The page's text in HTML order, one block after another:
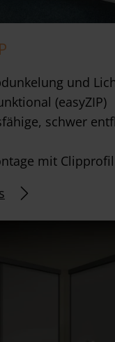
und
(easyZIP)
schwer
mit Clipprofil